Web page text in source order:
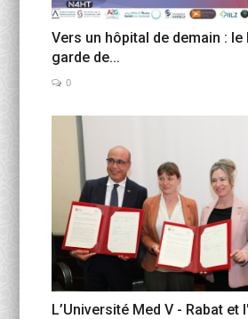
Vers un hôpital de demain : le
garde de...
0
L’Université Med V - Rabat et